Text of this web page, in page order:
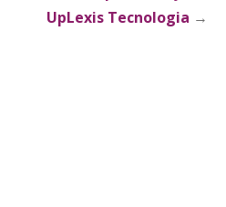
UpLexis Tecnologia →